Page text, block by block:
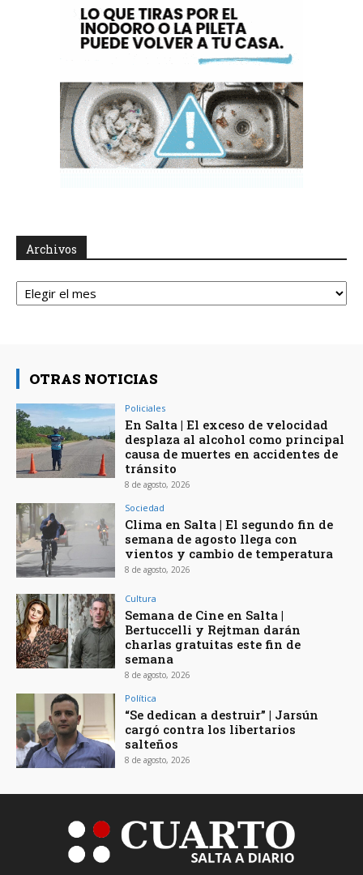
Archivos
Archivos
OTRAS NOTICIAS
Policiales
En Salta | El exceso de velocidad
desplaza al alcohol como principal
causa de muertes en accidentes de
tránsito
8 de agosto, 2026
Sociedad
Clima en Salta | El segundo fin de
semana de agosto llega con
vientos y cambio de temperatura
8 de agosto, 2026
Cultura
Semana de Cine en Salta |
Bertuccelli y Rejtman darán
charlas gratuitas este fin de
semana
8 de agosto, 2026
Política
“Se dedican a destruir” | Jarsún
cargó contra los libertarios
salteños
8 de agosto, 2026